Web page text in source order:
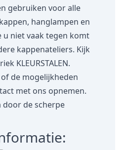
gebruiken voor alle
hanglampen en
u niet vaak tegen komt
kappenateliers. Kijk
KLEURSTALEN.
de mogelijkheden
met ons opnemen.
door de scherpe